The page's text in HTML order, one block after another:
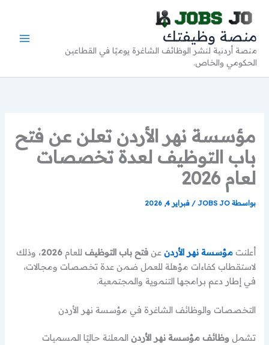
المحتوى
منصة وظيفتك
منصة أردنية لنشر الوظائف الشاغرة يوميًا في القطاعين
الحكومي والخاص.
مؤسسة نهر الأردن تعلن عن فتح
باب التوظيف لعدة تخصصات
لعام 2026
بواسطة JOBS JO
/فبراير 4, 2026
أعلنتمؤسسة نهر الأردن عنفتح باب التوظيف للعام2026، وذلك
لاستقطاب كفاءات مؤهلة للعمل ضمن عدة تخصصات ومجالات،
في إطار دعم برامجها التنموية والمجتمعية.
التخصصات والوظائف الشاغرة في مؤسسة نهر الأردن
تشملوظائف مؤسسة نهر الأردن المعلنة حاليًا المسميات